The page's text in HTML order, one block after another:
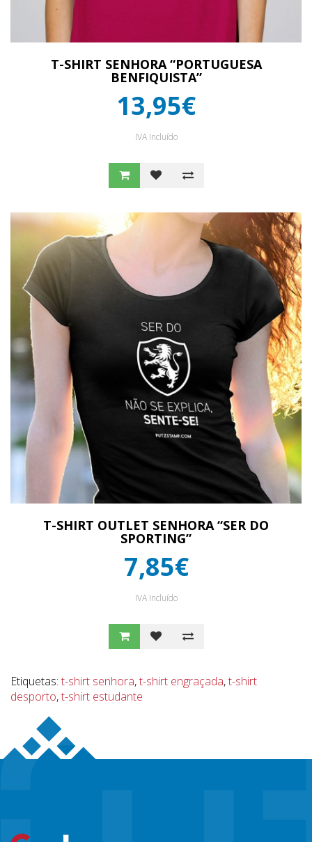
T-SHIRT SENHORA “PORTUGUESA
BENFIQUISTA”
13,95€
IVA Incluído
T-SHIRT OUTLET SENHORA “SER DO
SPORTING”
7,85€
IVA Incluído
Etiquetas: t-shirt senhora,t-shirt engraçada,t-shirt
desporto,t-shirt estudante